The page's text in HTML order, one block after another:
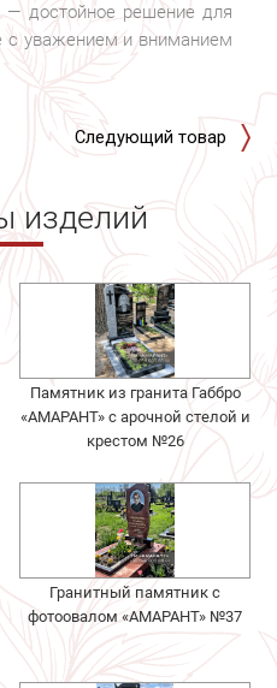
— достойное решение для
с уважением и вниманием
Следующий товар
изделий
Памятник из гранита Габбро
«АМАРАНТ» с арочной стелой и
крестом №26
Гранитный памятник с
фотоовалом «АМАРАНТ» №37